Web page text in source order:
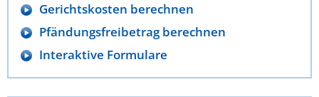
Gerichtskosten berechnen
Pfändungsfreibetrag berechnen
Interaktive Formulare